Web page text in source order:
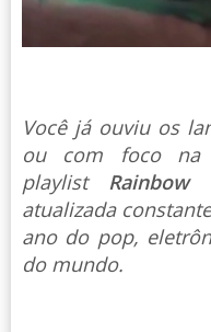
Você já ouviu os
ou com foco na
playlist
atualizada
ano do pop,
do mundo.